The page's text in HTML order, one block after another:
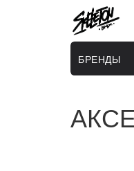
БРЕНДЫ